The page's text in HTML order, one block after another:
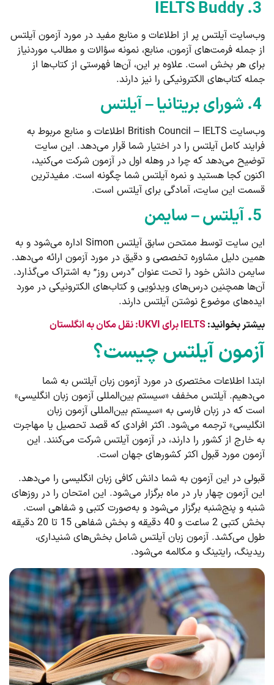
وب‌سایت آیلتس پر از اطلاعات و منابع مفید در مورد آزمون آیلتس
از جمله فرمت‌های آزمون، منابع، نمونه سؤالات و مطالب موردنیاز
برای هر بخش است. علاوه بر این، آن‌ها فهرستی از کتاب‌ها از
جمله کتاب‌های الکترونیکی را نیز دارند.
وب‌سایت British Council – IELTS اطلاعات و منابع مربوط به
فرایند کامل آیلتس را در اختیار شما قرار می‌دهد. این سایت
توضیح می‌دهد که چرا در وهله اول در آزمون شرکت می‌کنید،
اکنون کجا هستید و نمره آیلتس شما چگونه است. مفیدترین
قسمت این سایت، آمادگی برای آیلتس است.
این سایت توسط ممتحن سابق آیلتس Simon اداره می‌شود و به
همین دلیل مشاوره تخصصی و دقیق در مورد آزمون ارائه می‌دهد.
سایمن دانش خود را تحت عنوان “درس روز” به اشتراک می‌گذارد.
آن‌ها همچنین درس‌های ویدئویی و کتاب‌های الکترونیکی در مورد
ایده‌های موضوع نوشتن آیلتس دارند.
بیشتر بخوانید:IELTS برای UKVI: نقل مکان به انگلستان
آزمون آیلتس چیست؟
ابتدا اطلاعات مختصری در مورد آزمون زبان آیلتس به شما
می‌دهیم. آیلتس مخفف «سیستم بین‌المللی آزمون زبان انگلیسی»
است که در زبان فارسی به «سیستم بین‌المللی آزمون زبان
انگلیسی» ترجمه می‌شود. اکثر افرادی که قصد تحصیل یا مهاجرت
به خارج از کشور را دارند، در آزمون آیلتس شرکت می‌کنند. این
آزمون مورد قبول اکثر کشورهای جهان است.
قبولی در این آزمون به شما دانش کافی زبان انگلیسی را می‌دهد.
این آزمون چهار بار در ماه برگزار می‌شود. این امتحان را در روزهای
شنبه و پنج‌شنبه برگزار می‌شود و به‌صورت کتبی و شفاهی است.
بخش کتبی 2 ساعت و 40 دقیقه و بخش شفاهی 15 تا 20 دقیقه
طول می‌کشد. آزمون زبان آیلتس شامل بخش‌های شنیداری،
ریدینگ، رایتینگ و مکالمه می‌شود.